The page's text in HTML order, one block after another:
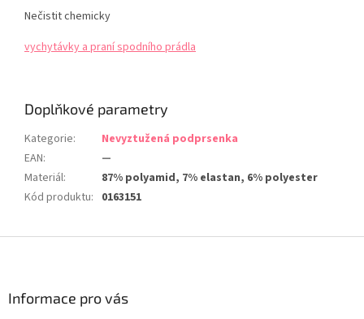
Nečistit chemicky
vychytávky a praní spodního prádla
Doplňkové parametry
Kategorie:
Nevyztužená podprsenka
EAN:
—
Materiál:
87% polyamid, 7% elastan, 6% polyester
Kód produktu: 0163151
Informace pro vás